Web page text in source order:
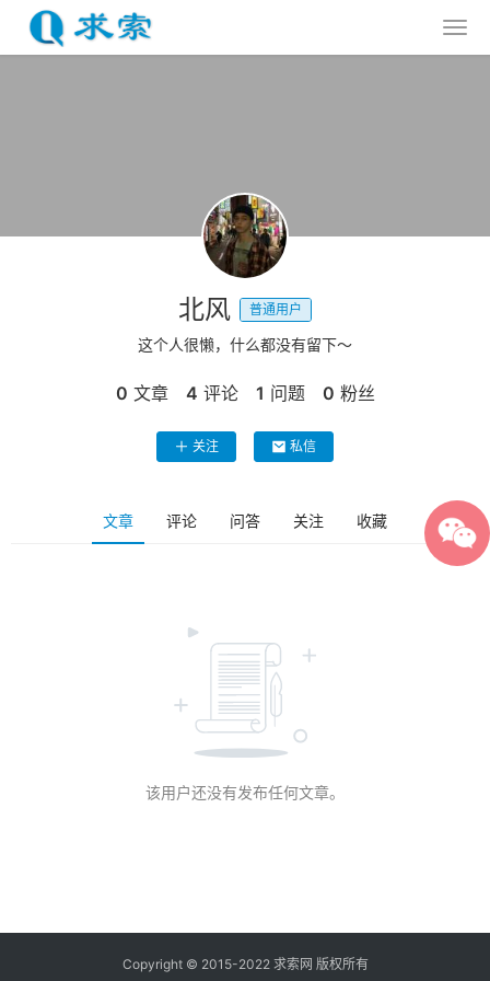
北风 普通用户
这个人很懒，什么都没有留下～
0 文章 4 评论 1 问题 0 粉丝
关注 私信
文章 评论 问答 关注 收藏
该用户还没有发布任何文章。
Copyright © 2015-2022 求索网 版权所有